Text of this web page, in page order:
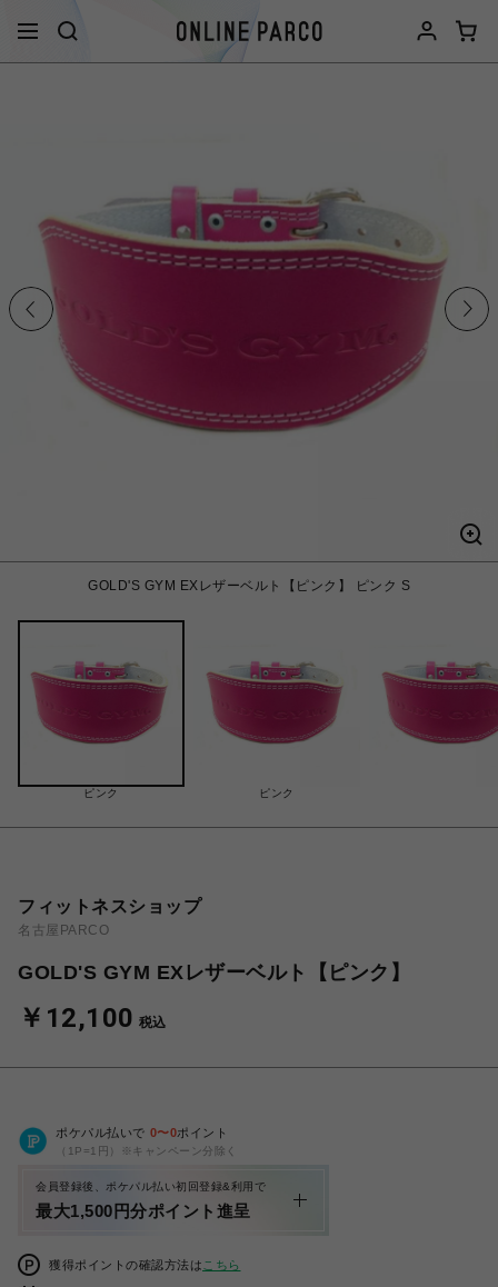
GOLD'S GYM EXレザーベルト【ピンク】 ピンク S
ピンク ピンク
フィットネスショップ
名古屋PARCO
GOLD'S GYM EXレザーベルト【ピンク】
￥12,100 税込
ポケパル払いで 0〜0ポイント
（1P=1円）※キャンペーン分除く
会員登録後、ポケパル払い初回登録&利用で
最大1,500円分ポイント進呈
獲得ポイントの確認方法は こちら